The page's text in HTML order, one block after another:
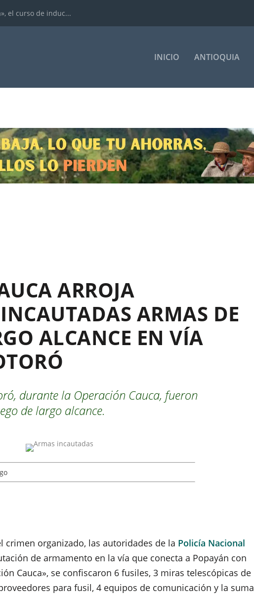
el curso de induc...
INICIO ANTIOQUIA
ARROJA
ARMAS DE
ALCANCE EN VÍA
durante la Operación Cauca, fueron
de largo alcance.
crimen organizado, las autoridades de la Policía Nacional
de armamento en la vía que conecta a Popayán con
Cauca», se confiscaron 6 fusiles, 3 miras telescópicas de
para fusil, 4 equipos de comunicación y la suma